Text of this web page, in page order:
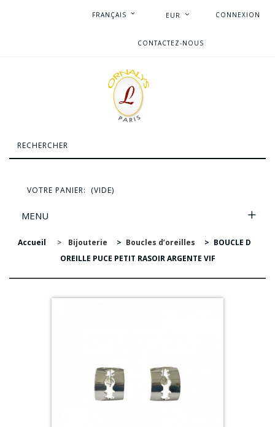
CONNEXION
EUR
FRANÇAIS
CONTACTEZ-NOUS
VOTRE PANIER: (VIDE)
MENU
Accueil > Bijouterie > Boucles d’oreilles > BOUCLE D
OREILLE PUCE PETIT RASOIR ARGENTE VIF